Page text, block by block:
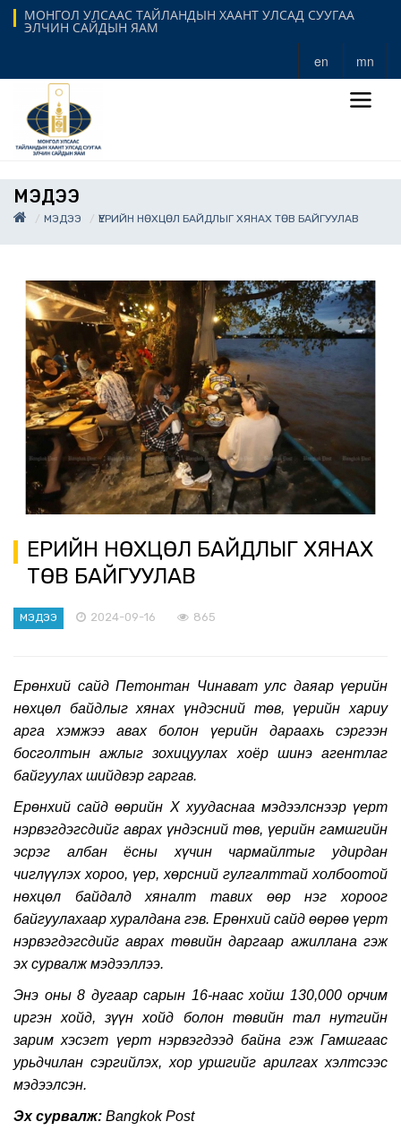
МОНГОЛ УЛСААС ТАЙЛАНДЫН ХААНТ УЛСАД СУУГАА
ЭЛЧИН САЙДЫН ЯАМ
en mn
МЭДЭЭ
МЭДЭЭ ҮЕРИЙН НӨХЦӨЛ БАЙДЛЫГ ХЯНАХ ТӨВ БАЙГУУЛАВ
ҮЕРИЙН НӨХЦӨЛ БАЙДЛЫГ ХЯНАХ
ТӨВ БАЙГУУЛАВ
МЭДЭЭ 2024-09-16 865
Ерөнхий сайд Петонтан Чинават улс даяар үерийн
нөхцөл байдлыг хянах үндэсний төв, үерийн хариу
арга хэмжээ авах болон үерийн дараахь сэргээн
босголтын ажлыг зохицуулах хоёр шинэ агентлаг
байгуулах шийдвэр гаргав.
Ерөнхий сайд өөрийн X хуудаснаа мэдээлснээр үерт
нэрвэгдэгсдийг аврах үндэсний төв, үерийн гамшгийн
эсрэг албан ёсны хүчин чармайлтыг удирдан
чиглүүлэх хороо, үер, хөрсний гулгалттай холбоотой
нөхцөл байдалд хяналт тавих өөр нэг хороог
байгуулахаар хуралдана гэв. Ерөнхий сайд өөрөө үерт
нэрвэгдэгсдийг аврах төвийн даргаар ажиллана гэж
эх сурвалж мэдээллээ.
Энэ оны 8 дугаар сарын 16-наас хойш 130,000 орчим
иргэн хойд, зүүн хойд болон төвийн тал нутгийн
зарим хэсэгт үерт нэрвэгдээд байна гэж Гамшгаас
урьдчилан сэргийлэх, хор уршгийг арилгах хэлтсээс
мэдээлсэн.
Эх сурвалж: Bangkok Post